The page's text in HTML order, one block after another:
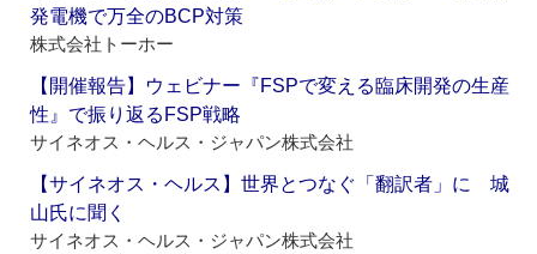
発電機で万全のBCP対策
株式会社トーホー
【開催報告】ウェビナー『FSPで変える臨床開発の生産
性』で振り返るFSP戦略
サイネオス・ヘルス・ジャパン株式会社
【サイネオス・ヘルス】世界とつなぐ「翻訳者」に 城
山氏に聞く
サイネオス・ヘルス・ジャパン株式会社